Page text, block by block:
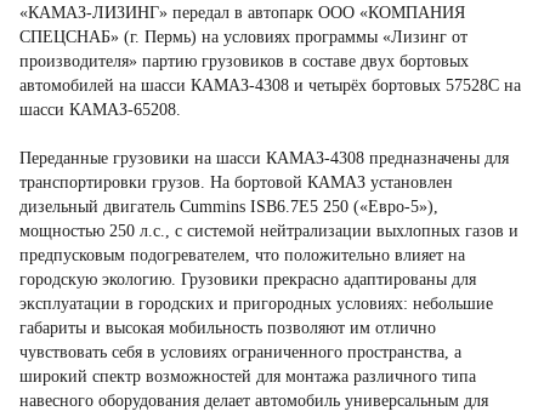
«КАМАЗ-ЛИЗИНГ» передал в автопарк ООО «КОМПАНИЯ
СПЕЦСНАБ» (г. Пермь) на условиях программы «Лизинг от
производителя» партию грузовиков в составе двух бортовых
автомобилей на шасси КАМАЗ-4308 и четырёх бортовых 57528С на
шасси КАМАЗ-65208.
Переданные грузовики на шасси КАМАЗ-4308 предназначены для
транспортировки грузов. На бортовой КАМАЗ установлен
дизельный двигатель Cummins ISB6.7E5 250 («Евро-5»),
мощностью 250 л.с., с системой нейтрализации выхлопных газов и
предпусковым подогревателем, что положительно влияет на
городскую экологию. Грузовики прекрасно адаптированы для
эксплуатации в городских и пригородных условиях: небольшие
габариты и высокая мобильность позволяют им отлично
чувствовать себя в условиях ограниченного пространства, а
широкий спектр возможностей для монтажа различного типа
навесного оборудования делает автомобиль универсальным для